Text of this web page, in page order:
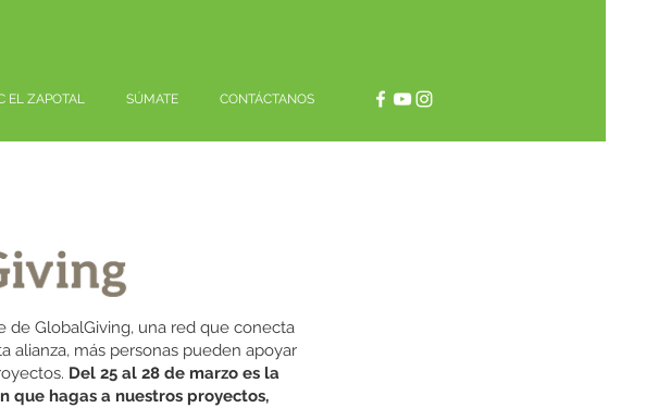
EL ZAPOTAL SÚMATE CONTÁCTANOS
de GlobalGiving, una red que conecta
alianza, más personas pueden apoyar
Del 25 al 28 de marzo es la
hagas a nuestros proyectos,